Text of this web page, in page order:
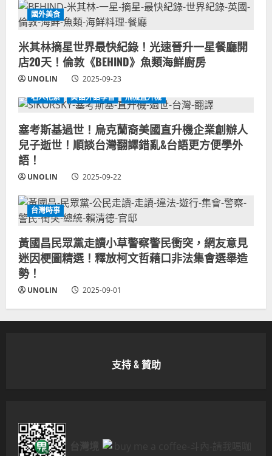
國外美食
米其林摘星世界最快紀錄！光速晉升一星餐廳開
店20天！倫敦《BEHIND》魚類海鮮廚房
UNOLIN
2025-09-23
名人花絮
美語外語學習 飛機直升機
塞考斯基過世！烏克蘭裔美國直升機企業創辦人
兒子逝世！順談台灣翻譯錯亂&台語更方便學外
語！
UNOLIN 2025-09-22
台灣時事
黃國昌民眾黨走讀小草警察警民衝突，網友意見
迷因梗圖精選！釋放柯文哲藉口非法集會選舉造
勢！
UNOLIN 2025-09-01
支持 & 贊助